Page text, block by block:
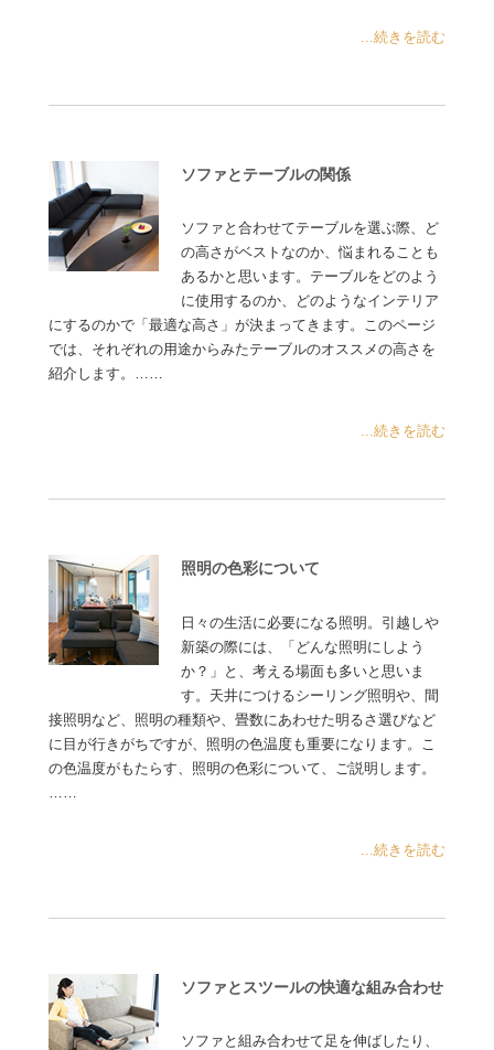
...続きを読む
ソファとテーブルの関係
ソファと合わせてテーブルを選ぶ際、ど
の高さがベストなのか、悩まれることも
あるかと思います。テーブルをどのよう
に使用するのか、どのようなインテリア
にするのかで「最適な高さ」が決まってきます。このページ
では、それぞれの用途からみたテーブルのオススメの高さを
紹介します。……
...続きを読む
照明の色彩について
日々の生活に必要になる照明。引越しや
新築の際には、「どんな照明にしよう
か？」と、考える場面も多いと思いま
す。天井につけるシーリング照明や、間
接照明など、照明の種類や、畳数にあわせた明るさ選びなど
に目が行きがちですが、照明の色温度も重要になります。こ
の色温度がもたらす、照明の色彩について、ご説明します。
...続きを読む
ソファとスツールの快適な組み合わせ
ソファと組み合わせて足を伸ばしたり、